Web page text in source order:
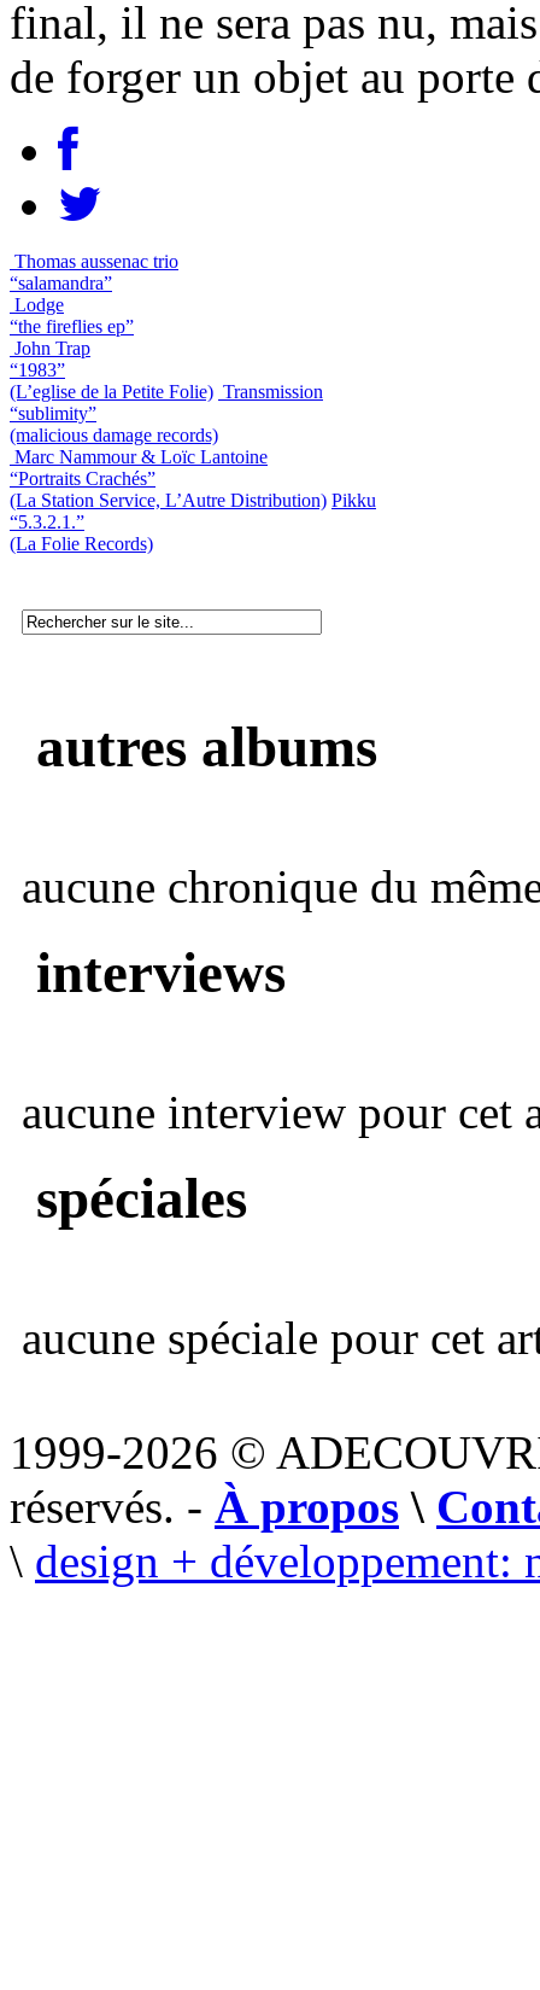
final, il ne sera pas nu,
de forger un objet au porte
Thomas aussenac trio
“salamandra”
Lodge
“the fireflies ep”
John Trap
“1983”
(L’eglise de la Petite Folie) Transmission
“sublimity”
(malicious damage records)
Marc Nammour & Loïc Lantoine
“Portraits Crachés”
(La Station Service, L’Autre Distribution) Pikku
“5.3.2.1.”
(La Folie Records)
autres albums
aucune chronique du
interviews
aucune interview pour cet
spéciales
aucune spéciale pour cet
1999-2026 ©
réservés. - À propos \
\ design + développement: